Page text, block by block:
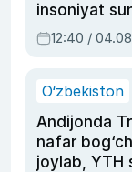
insoniyat
intellektni
olmay
12:40 /
O‘zbekiston
Andijonda
nafar
joylab, YTH